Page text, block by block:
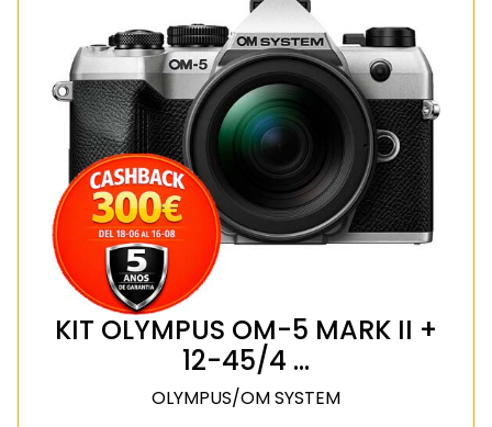
KIT OLYMPUS OM-5 MARK II +
12-45/4 …
OLYMPUS/OM SYSTEM